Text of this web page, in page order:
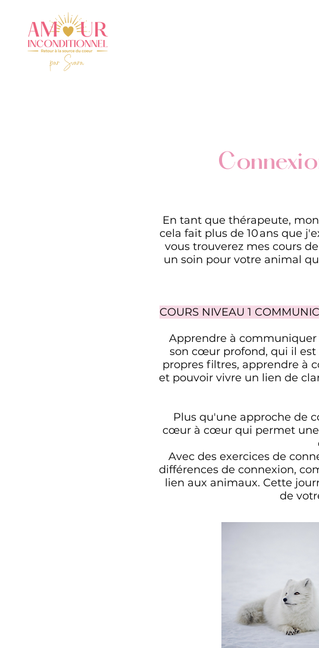
En tant que thérapeute,
cela fait plus de 10 ans que
vous trouverez mes cours
un soin pour votre animal
COURS NIVEAU 1
Apprendre à communiquer
son cœur profond, qui il est
propres filtres, apprendre à
et pouvoir vivre un lien de
Plus qu'une approche de
cœur à cœur qui permet une
Avec des exercices de
différences de connexion,
lien aux animaux. Cette
de